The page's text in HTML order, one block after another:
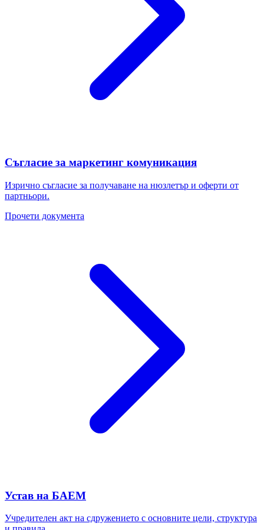
Съгласие за маркетинг комуникация
Изрично съгласие за получаване на нюзлетър и оферти от
партньори.
Прочети документа
Устав на БАЕМ
Учредителен акт на сдружението с основните цели, структура